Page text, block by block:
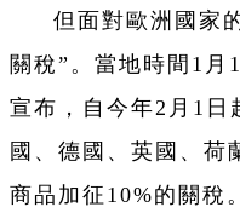
但面對歐洲國家
關稅”。當地時間1月
宣布，自今年2月1日
國、德國、英國、荷
商品加征10%的關稅